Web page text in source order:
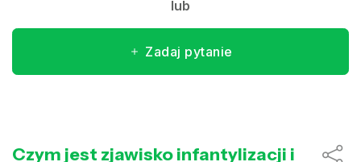
lub
Zadaj pytanie
Czym jest zjawisko infantylizacji i